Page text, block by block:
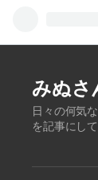
みぬさ
日々の何気
を記事にし